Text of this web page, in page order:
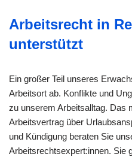
Arbeitsrecht in
unterstützt
Ein großer Teil unseres
Arbeitsort ab. Konflikte und
zu unserem Arbeitsalltag. Das
Arbeitsvertrag über
und Kündigung beraten Sie
Arbeitsrechtsexpert:innen. Sie